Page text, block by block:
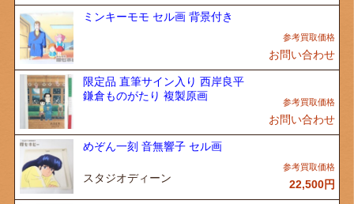
ミンキーモモ セル画 背景付き
お問い合わせ
限定品 直筆サイン入り 西岸良平
鎌倉ものがたり 複製原画
お問い合わせ
めぞん一刻 音無響子 セル画
スタジオディーン 22,500円